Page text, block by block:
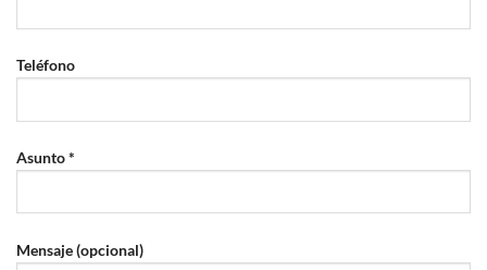
Teléfono
Asunto *
Mensaje (opcional)